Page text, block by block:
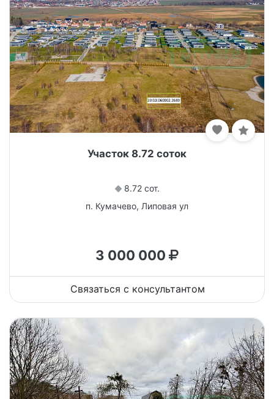
Участок 8.72 соток
8.72 сот.
п. Кумачево, Липовая ул
3 000 000
Связаться с консультантом